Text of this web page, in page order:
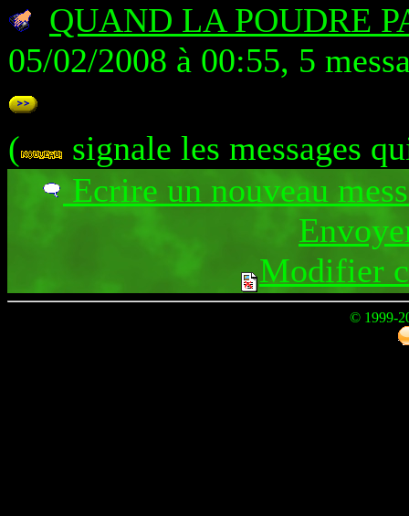
QUAND LA POUDRE
05/02/2008 à 00:55, 5
(
signale les messages
Ecrire un nouveau
Modifier
© 1999-